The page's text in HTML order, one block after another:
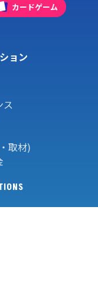
カードゲーム
ョン
ス
取材)